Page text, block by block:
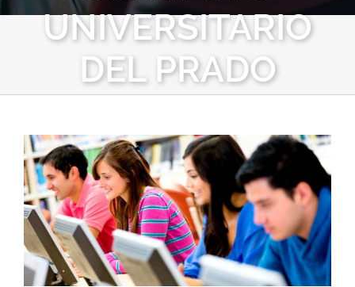
UNIVERSITARIO
DEL PRADO
Ver
imagen
más
grande